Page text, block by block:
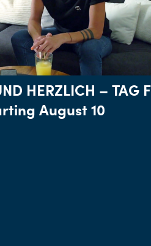
HERZLICH – TAG
August 10